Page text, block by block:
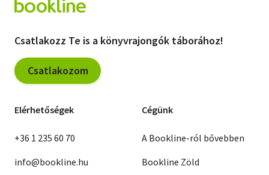
Csatlakozz Te is a könyvrajongók táborához!
Csatlakozom
Elérhetőségek
+36 1 235 60 70
info@bookline.hu
Cégünk
A Bookline-ról bővebben
Bookline Zöld